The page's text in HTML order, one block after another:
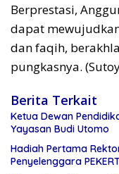
Berprestasi,
dapat
dan faqih,
pungkasnya.
Berita Terkait
Ketua Dewan
Yayasan Budi Utomo
Hadiah Pertama
Penyelenggara